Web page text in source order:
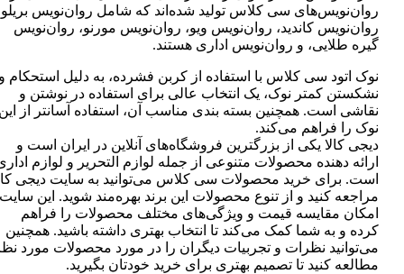
روان‌نویس‌های سی کلاس تولید شده‌اند که شامل روان‌نویس
روان‌نویس کاندید، روان‌نویس ویو، روان‌نویس مورنو، روان‌نویس
گیره طلایی، و روان‌نویس اداری هستند.
نوک اتود سی کلاس با استفاده از کربن فشرده، به دلیل استحکام
نشکستن کمتر نوک، یک انتخاب عالی برای استفاده در نوشتن و
نقاشی است. همچنین بسته بندی مناسب آن، استفاده آسانتر از
نوک را فراهم می‌کند.
دیجی کالا یکی از بزرگترین فروشگاه‌های آنلاین در ایران است و
ارائه دهنده محصولات متنوعی از جمله لوازم التحریر و لوازم
است. برای خرید محصولات سی کلاس می‌توانید به سایت دیجی
مراجعه کنید و از تنوع محصولات این برند بهره‌مند شوید. این سایت
امکان مقایسه قیمت و ویژگی‌های مختلف محصولات را فراهم
کرده و به شما کمک می‌کند تا انتخاب بهتری داشته باشید. همچنین
می‌توانید نظرات و تجربیات دیگران را در مورد محصولات مورد
مطالعه کنید تا تصمیم بهتری برای خرید خودتان بگیرید.